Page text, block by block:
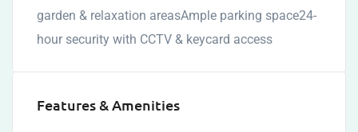
garden & relaxation areasAmple parking space24-
hour security with CCTV & keycard access
Features & Amenities